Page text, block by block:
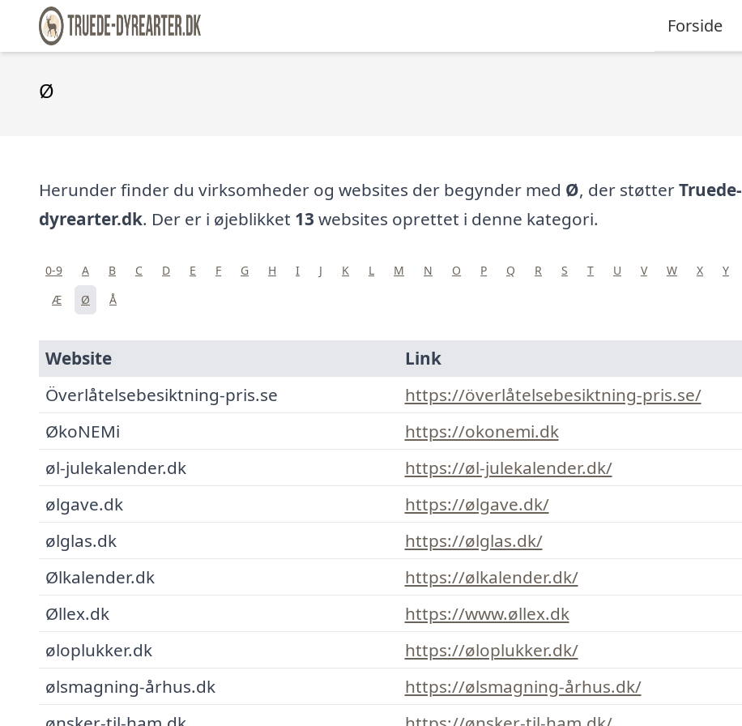
Forside
Ø
Herunder finder du virksomheder og websites der begynder med Ø, der støtterTruede-
dyrearter.dk. Der er i øjeblikket 13 websites oprettet i denne kategori.
0-9 A B C D E F G H I J K L M N O P Q R S T U V W X Y
Æ
Ø Å
Website
Link
Överlåtelsebesiktning-pris.se
https://överlåtelsebesiktning-pris.se/
ØkoNEMi
https://okonemi.dk
øl-julekalender.dk
https://øl-julekalender.dk/
ølgave.dk
https://ølgave.dk/
ølglas.dk
https://ølglas.dk/
Ølkalender.dk
https://ølkalender.dk/
Øllex.dk
https://www.øllex.dk
øloplukker.dk
https://øloplukker.dk/
ølsmagning-århus.dk
https://ølsmagning-århus.dk/